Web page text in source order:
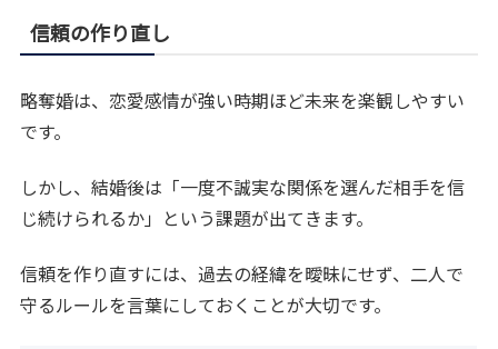
信頼の作り直し
略奪婚は、恋愛感情が強い時期ほど未来を楽観しやすい
です。
しかし、結婚後は「一度不誠実な関係を選んだ相手を信
じ続けられるか」という課題が出てきます。
信頼を作り直すには、過去の経緯を曖昧にせず、二人で
守るルールを言葉にしておくことが大切です。